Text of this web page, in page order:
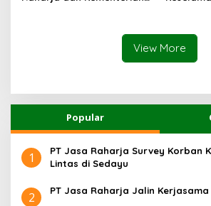
Awards
View More
Popular
1
PT Jasa Raharja Survey Korban
Lintas di Sedayu
2 PT Jasa Raharja Jalin Kerjasama